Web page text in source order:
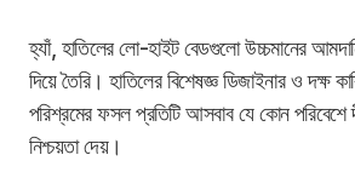
হ্যাঁ, হাতিলের লো-হাইট বেডগুলো উচ্চমানের
দিয়ে তৈরি। হাতিলের বিশেষজ্ঞ ডিজাইনার ও দক্ষ
পরিশ্রমের ফসল প্রতিটি আসবাব যে কোন পরিবেশে
নিশ্চয়তা দেয়।